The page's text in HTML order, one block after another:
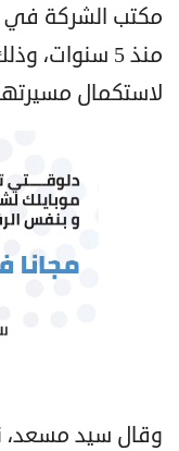
مكتب الشركة في
منذ 5
لاستكمال
وقال سيد مسعد،